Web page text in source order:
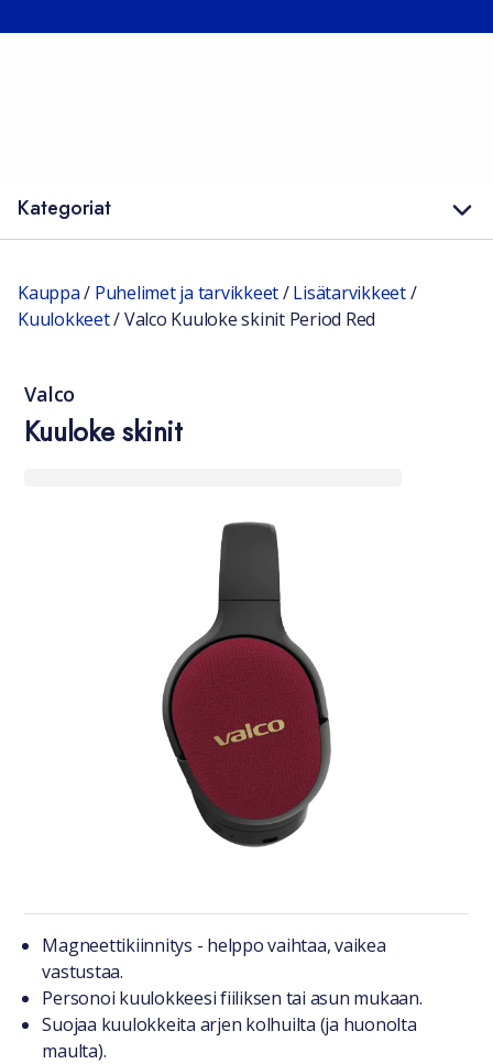
Kategoriat
Kauppa/ Puhelimet ja tarvikkeet/Lisätarvikkeet/
Kuulokkeet/Valco Kuuloke skinit Period Red
Valco
Kuuloke skinit
Tuotteesta lyhyesti
Magneettikiinnitys - helppo vaihtaa, vaikea
vastustaa.
Personoi kuulokkeesi fiiliksen tai asun mukaan.
Suojaa kuulokkeita arjen kolhuilta (ja huonolta
maulta).